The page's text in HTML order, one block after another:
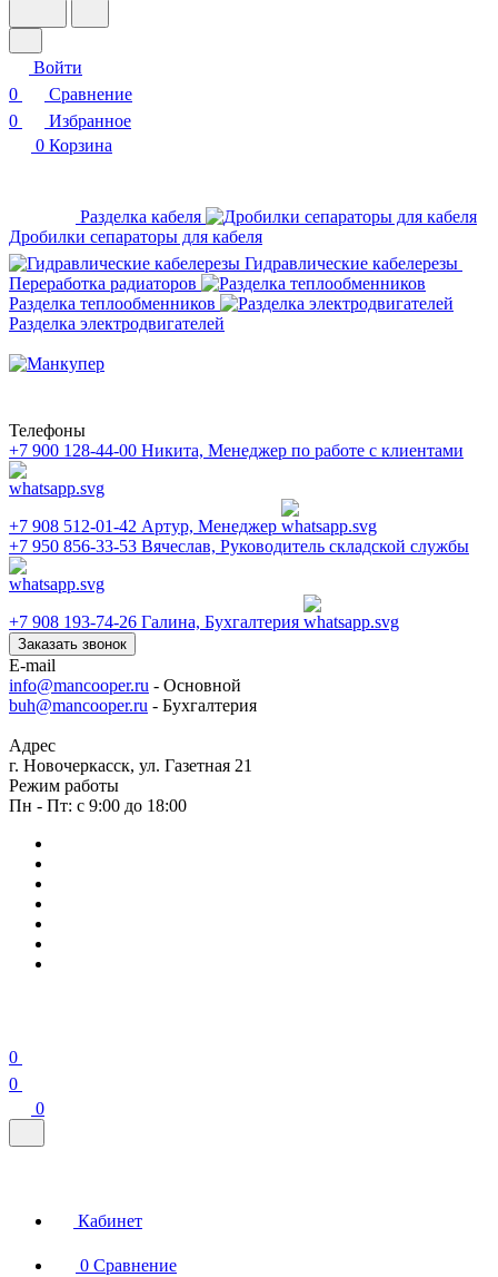
Войти
0
Сравнение
0
Избранное
0 Корзина
Разделка кабеля
Дробилки сепараторы для кабеля
Гидравлические кабелерезы
Переработка радиаторов
Разделка теплообменников
Разделка электродвигателей
Телефоны
+7 900 128-44-00 Никита, Менеджер по работе с клиентами
+7 908 512-01-42 Артур, Менеджер
+7 950 856-33-53 Вячеслав, Руководитель складской службы
+7 908 193-74-26 Галина, Бухгалтерия
Заказать звонок
E-mail
info@mancooper.ru - Основной
buh@mancooper.ru - Бухгалтерия
Адрес
г. Новочеркасск, ул. Газетная 21
Режим работы
Пн - Пт: с 9:00 до 18:00
0
0
0
Кабинет
0 Сравнение